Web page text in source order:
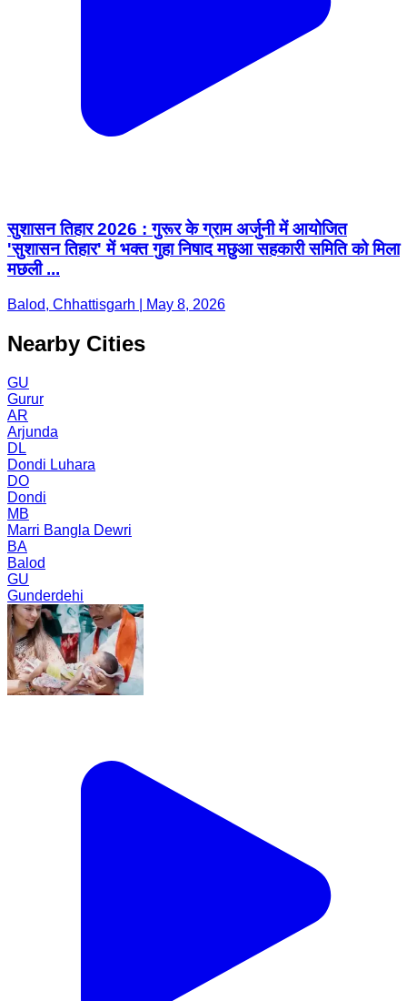
सुशासन तिहार 2026 : गुरूर के ग्राम अर्जुनी में आयोजित
'सुशासन तिहार' में भक्त गुहा निषाद मछुआ सहकारी समिति को मिला
मछली ...
Balod, Chhattisgarh | May 8, 2026
Nearby Cities
GU
Gurur
AR
Arjunda
DL
Dondi Luhara
DO
Dondi
MB
Marri Bangla Dewri
BA
Balod
GU
Gunderdehi